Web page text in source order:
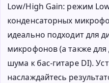
Low/High Gain: режим
конденсаторных
идеально подходит для
микрофонов (а также
шума к бас-гитаре DI).
наслаждайтесь